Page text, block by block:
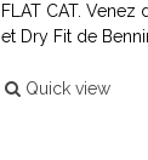
FLAT CAT.
et Dry Fit de
Quick view